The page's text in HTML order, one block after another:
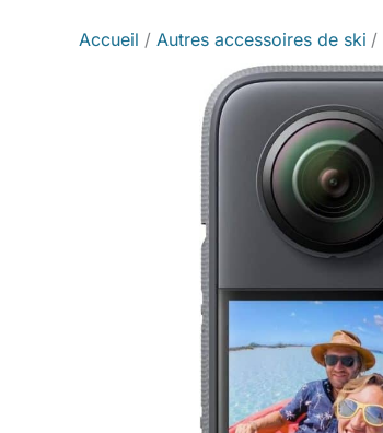
Accueil Autres accessoires de ski